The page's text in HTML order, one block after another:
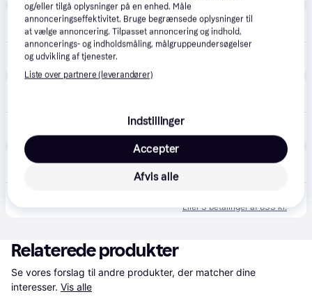
Elgiganten 4.3(42)
49 kr. fragt,1-2 dage
Eller 3 betalinger af 833 kr.
Relaterede produkter
Se vores forslag til andre produkter, der matcher dine
interesser. Vis alle
og/eller tilgå oplysninger på en enhed. Måle
annonceringseffektivitet. Bruge begrænsede oplysninger til
at vælge annoncering. Tilpasset annoncering og indhold,
annoncerings- og indholdsmåling, målgruppeundersøgelser
og udvikling af tjenester.
Liste over partnere (leverandører)
Indstillinger
Afvis alle
Accepter